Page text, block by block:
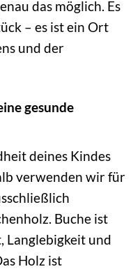
das möglich. Es
– es ist ein Ort
und der
gesunde
deines Kindes
verwenden wir für
Buche ist
Langlebigkeit und
Holz ist